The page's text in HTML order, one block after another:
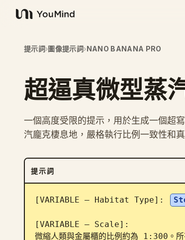
YouMind
提示詞›圖像提示詞›NANO BANANA PRO
超逼真微型蒸
一個高度受限的提示，用於生成一個超
汽龐克棲息地，嚴格執行比例一致性和
提示詞
[VARIABLE – Habitat Type]:
[VARIABLE – Scale]:
微縮人類與金屬櫃的比例約為 1:300。所